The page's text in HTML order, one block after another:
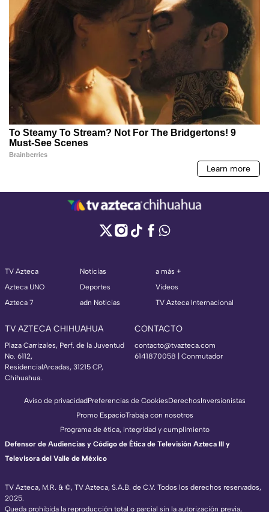
TV Azteca
Azteca UNO
Azteca 7
Noticias
Deportes
adn Noticias
a más +
Videos
TV Azteca Internacional
TV AZTECA CHIHUAHUA
Plaza Carrizales, Perf. de la Juventud
No. 6112,
ResidencialArcadas, 31215 CP,
Chihuahua.
CONTACTO
contacto@tvazteca.com
6141870058 | Conmutador
TV Azteca, M.R. & ©, TV Azteca, S.A.B. de C.V. Todos los derechos reservados,
2025.
Queda prohibida la reproducción total o parcial sin la autorización previa,
Aviso de privacidadPreferencias de CookiesDerechosInversionistas
Promo EspacioTrabaja con nosotros
Programa de ética, integridad y cumplimiento
Defensor de Audiencias y Código de Ética de Televisión Azteca III y
Televisora del Valle de México